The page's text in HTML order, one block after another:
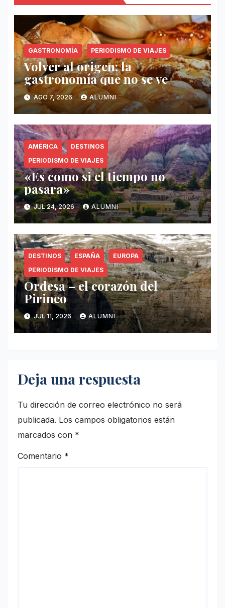
GASTRONOMÍA PERIODISMO DE VIAJES
Volver al origen: la
gastronomía que no se ve
AGO 7, 2026 ALUMNI
AMÉRICA
DESTINOS
PERIODISMO DE VIAJES
«Es como si el tiempo no
pasara»
JUL 24, 2026 ALUMNI
DESTINOS ESPAÑA
EUROPA
PERIODISMO DE VIAJES
Ordesa – el corazón del
Pirineo
JUL 11, 2026 ALUMNI
Deja una respuesta
Tu dirección de correo electrónico no será
publicada. Los campos obligatorios están
marcados con *
Comentario *